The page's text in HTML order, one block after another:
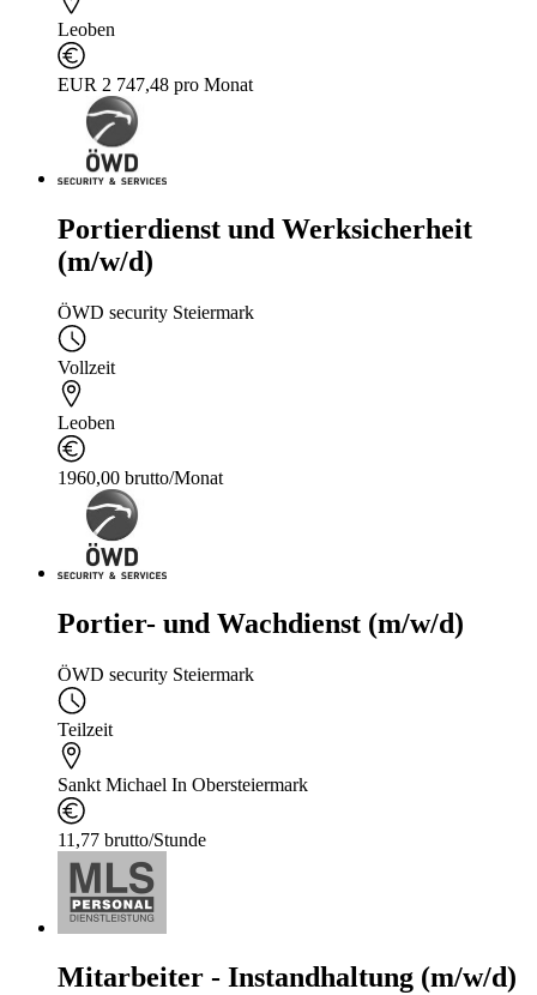
Leoben
EUR 2 747,48 pro Monat
Portierdienst und Werksicherheit
(m/w/d)
ÖWD security Steiermark
Vollzeit
Leoben
1960,00 brutto/Monat
Portier- und Wachdienst (m/w/d)
ÖWD security Steiermark
Teilzeit
Sankt Michael In Obersteiermark
11,77 brutto/Stunde
Mitarbeiter - Instandhaltung (m/w/d)